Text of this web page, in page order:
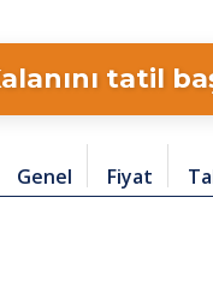
tatil
Genel Fiyat